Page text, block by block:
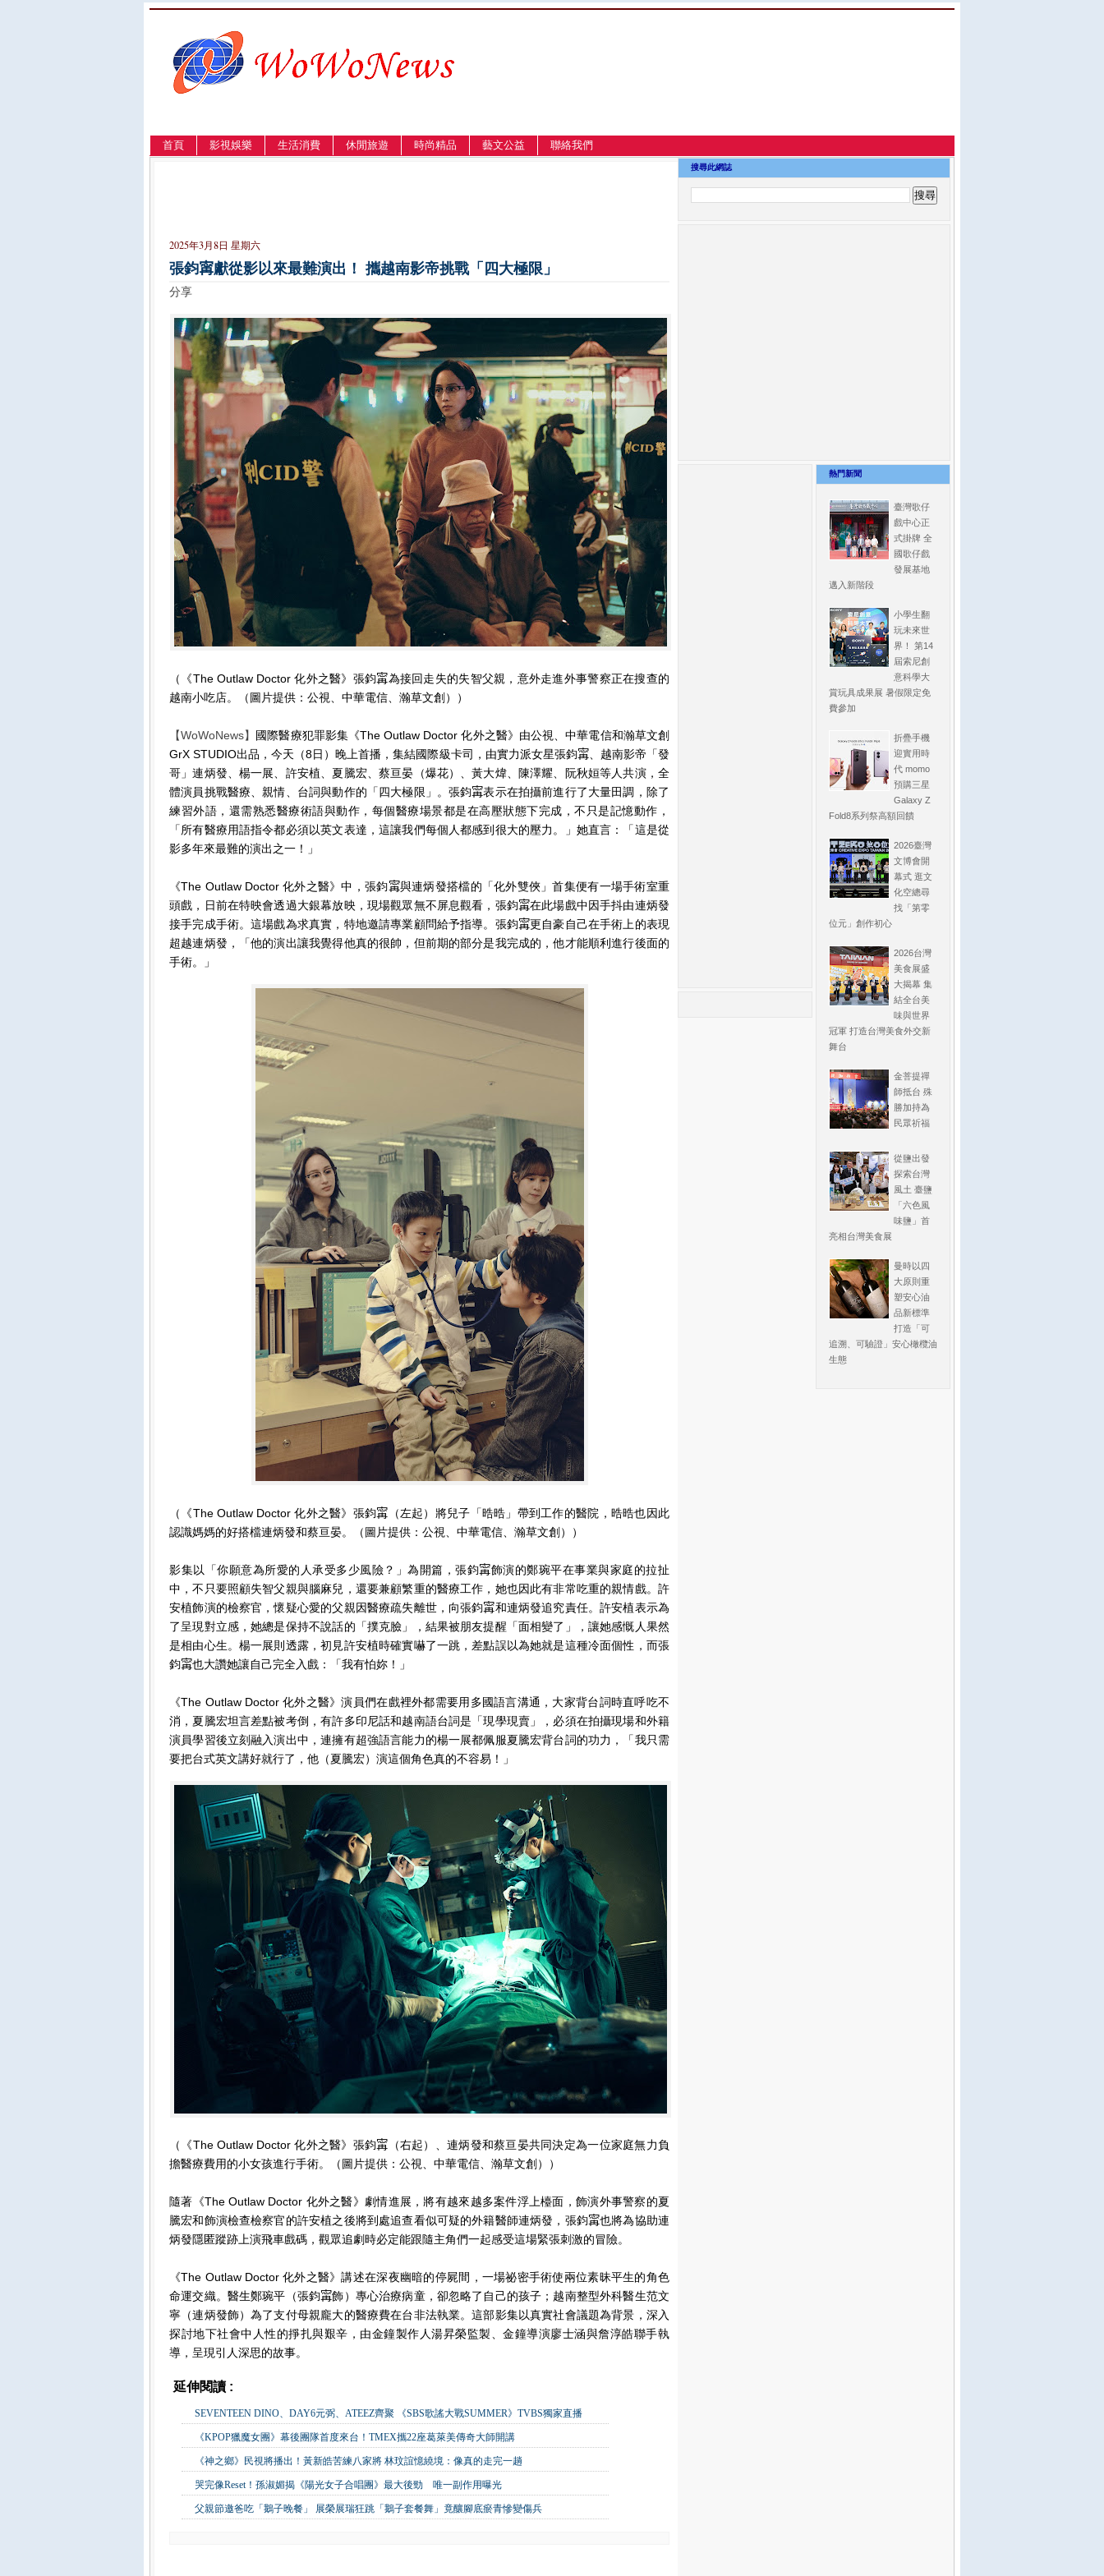
首頁 影視娛樂 生活消費 休閒旅遊 時尚精品 藝文公益 聯絡我們
2025年3月8日 星期六
張鈞𡩋獻從影以來最難演出！ 攜越南影帝挑戰「四大極限」
分享
（《The Outlaw Doctor 化外之醫》張鈞𡩋為接回走失的失智父親，意外走進外事警察正在搜查的
越南小吃店。（圖片提供：公視、中華電信、瀚草文創））
【WoWoNews】 國際醫療犯罪影集《The Outlaw Doctor 化外之醫》由公視、中華電信和瀚草文創
GrX STUDIO出品，今天（8日）晚上首播，集結國際級卡司，由實力派女星張鈞𡩋、越南影帝「發
哥」連炳發、楊一展、許安植、夏騰宏、蔡亘晏（爆花）、黃大煒、陳澤耀、阮秋姮等人共演，全
體演員挑戰醫療、親情、台詞與動作的「四大極限」。張鈞𡩋表示在拍攝前進行了大量田調，除了
練習外語，還需熟悉醫療術語與動作，每個醫療場景都是在高壓狀態下完成，不只是記憶動作，
「所有醫療用語指令都必須以英文表達，這讓我們每個人都感到很大的壓力。」她直言：「這是從
影多年來最難的演出之一！」
《The Outlaw Doctor 化外之醫》中，張鈞𡩋與連炳發搭檔的「化外雙俠」首集便有一場手術室重
頭戲，日前在特映會透過大銀幕放映，現場觀眾無不屏息觀看，張鈞𡩋在此場戲中因手抖由連炳發
接手完成手術。這場戲為求真實，特地邀請專業顧問給予指導。張鈞𡩋更自豪自己在手術上的表現
超越連炳發，「他的演出讓我覺得他真的很帥，但前期的部分是我完成的，他才能順利進行後面的
手術。」
（《The Outlaw Doctor 化外之醫》張鈞𡩋（左起）將兒子「晧晧」帶到工作的醫院，晧晧也因此
認識媽媽的好搭檔連炳發和蔡亘晏。（圖片提供：公視、中華電信、瀚草文創））
影集以「你願意為所愛的人承受多少風險？」為開篇，張鈞𡩋飾演的鄭琬平在事業與家庭的拉扯
中，不只要照顧失智父親與腦麻兒，還要兼顧繁重的醫療工作，她也因此有非常吃重的親情戲。許
安植飾演的檢察官，懷疑心愛的父親因醫療疏失離世，向張鈞𡩋和連炳發追究責任。許安植表示為
了呈現對立感，她總是保持不說話的「撲克臉」，結果被朋友提醒「面相變了」，讓她感慨人果然
是相由心生。楊一展則透露，初見許安植時確實嚇了一跳，差點誤以為她就是這種冷面個性，而張
鈞𡩋也大讚她讓自己完全入戲：「我有怕妳！」
《The Outlaw Doctor 化外之醫》演員們在戲裡外都需要用多國語言溝通，大家背台詞時直呼吃不
消，夏騰宏坦言差點被考倒，有許多印尼話和越南語台詞是「現學現賣」，必須在拍攝現場和外籍
演員學習後立刻融入演出中，連擁有超強語言能力的楊一展都佩服夏騰宏背台詞的功力，「我只需
要把台式英文講好就行了，他（夏騰宏）演這個角色真的不容易！」
（《The Outlaw Doctor 化外之醫》張鈞𡩋（右起）、連炳發和蔡亘晏共同決定為一位家庭無力負
擔醫療費用的小女孩進行手術。（圖片提供：公視、中華電信、瀚草文創））
隨著《The Outlaw Doctor 化外之醫》劇情進展，將有越來越多案件浮上檯面，飾演外事警察的夏
騰宏和飾演檢查檢察官的許安植之後將到處追查看似可疑的外籍醫師連炳發，張鈞𡩋也將為協助連
炳發隱匿蹤跡上演飛車戲碼，觀眾追劇時必定能跟隨主角們一起感受這場緊張刺激的冒險。
《The Outlaw Doctor 化外之醫》講述在深夜幽暗的停屍間，一場祕密手術使兩位素昧平生的角色
命運交織。醫生鄭琬平（張鈞𡩋飾）專心治療病童，卻忽略了自己的孩子；越南整型外科醫生范文
寧（連炳發飾）為了支付母親龐大的醫療費在台非法執業。這部影集以真實社會議題為背景，深入
探討地下社會中人性的掙扎與艱辛，由金鐘製作人湯昇榮監製、金鐘導演廖士涵與詹淳皓聯手執
導，呈現引人深思的故事。
延伸閱讀 :
SEVENTEEN DINO、DAY6元弼、ATEEZ齊聚 《SBS歌謠大戰SUMMER》TVBS獨家直播
《KPOP獵魔女團》幕後團隊首度來台！TMEX攜22座葛萊美傳奇大師開講
《神之鄉》民視將播出！黃新皓苦練八家將 林玟誼憶繞境：像真的走完一趟
哭完像Reset！孫淑媚揭《陽光女子合唱團》最大後勁 唯一副作用曝光
父親節邀爸吃「鵝子晚餐」 展榮展瑞狂跳「鵝子套餐舞」竟釀腳底瘀青慘變傷兵
搜尋此網誌
熱門新聞
臺灣歌仔
戲中心正
式掛牌 全
國歌仔戲
發展基地
邁入新階段
小學生翻
玩未來世
界！ 第14
屆索尼創
意科學大
賞玩具成果展 暑假限定免
費參加
折疊手機
迎實用時
代 momo
預購三星
Galaxy Z
Fold8系列祭高額回饋
2026臺灣
文博會開
幕式 逛文
化空總尋
找「第零
位元」創作初心
2026台灣
美食展盛
大揭幕 集
結全台美
味與世界
冠軍 打造台灣美食外交新
舞台
金菩提禪
師抵台 殊
勝加持為
民眾祈福
從鹽出發
探索台灣
風土 臺鹽
「六色風
味鹽」首
亮相台灣美食展
曼時以四
大原則重
塑安心油
品新標準
打造「可
追溯、可驗證」安心橄欖油
生態